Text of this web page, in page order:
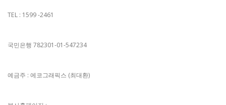
TEL : 1599 -2461
국민은행 782301-01-547234
예금주 : 에코그래픽스 (최대환)